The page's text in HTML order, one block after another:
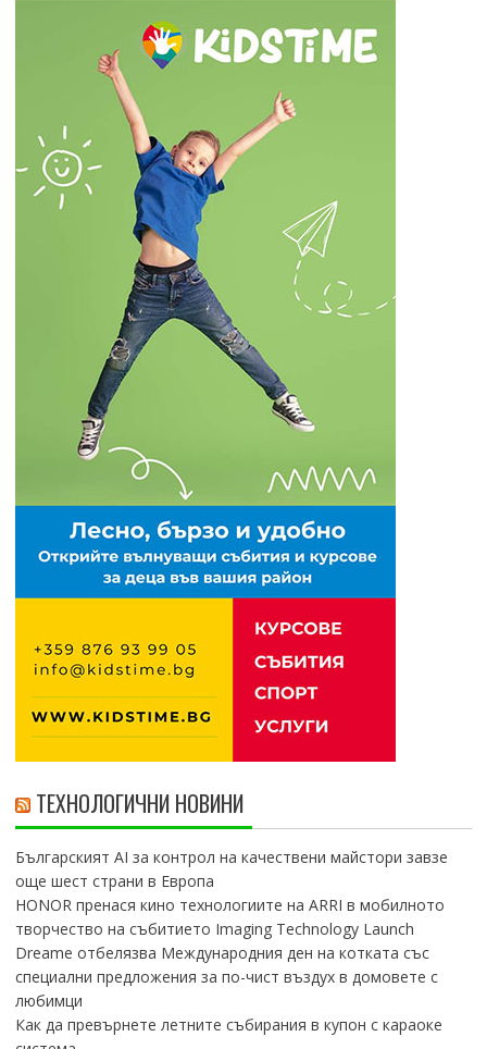
ТЕХНОЛОГИЧНИ НОВИНИ
Българският AI за контрол на качествени майстори завзе
още шест страни в Европа
HONOR пренася кино технологиите на ARRI в мобилното
творчество на събитието Imaging Technology Launch
Dreame отбелязва Международния ден на котката със
специални предложения за по-чист въздух в домовете с
любимци
Как да превърнете летните събирания в купон с караоке